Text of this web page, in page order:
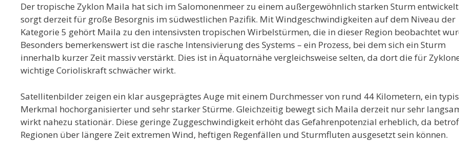
Der tropische Zyklon Maila hat sich im Salomonenmeer zu einem außergewöhnlich starken Sturm
sorgt derzeit für große Besorgnis im südwestlichen Pazifik. Mit Windgeschwindigkeiten auf dem Niveau der
Kategorie 5 gehört Maila zu den intensivsten tropischen Wirbelstürmen, die in dieser Region beobachtet
Besonders bemerkenswert ist die rasche Intensivierung des Systems – ein Prozess, bei dem sich ein Sturm
innerhalb kurzer Zeit massiv verstärkt. Dies ist in Äquatornähe vergleichsweise selten, da dort die für
wichtige Corioliskraft schwächer wirkt.
Satellitenbilder zeigen ein klar ausgeprägtes Auge mit einem Durchmesser von rund 44 Kilometern, ein
Merkmal hochorganisierter und sehr starker Stürme. Gleichzeitig bewegt sich Maila derzeit nur sehr
wirkt nahezu stationär. Diese geringe Zuggeschwindigkeit erhöht das Gefahrenpotenzial erheblich, da
Regionen über längere Zeit extremen Wind, heftigen Regenfällen und Sturmfluten ausgesetzt sein können.